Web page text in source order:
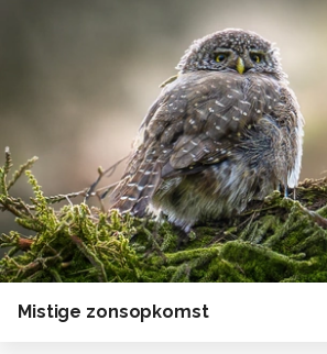
Mistige zonsopkomst